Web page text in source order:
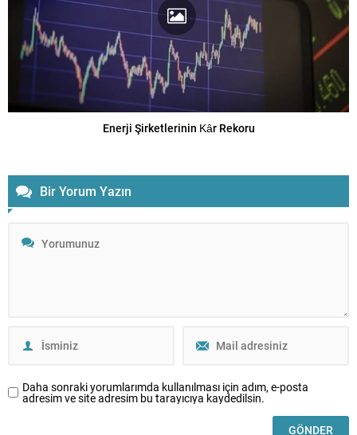
Enerji Şirketlerinin Kâr Rekoru
Bir Yorum Yazın
Daha sonraki yorumlarımda kullanılması için adım, e-posta
adresim ve site adresim bu tarayıcıya kaydedilsin.